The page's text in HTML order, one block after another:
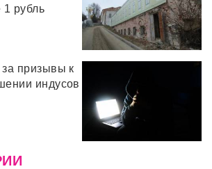
1 рубль
призывы к
индусов